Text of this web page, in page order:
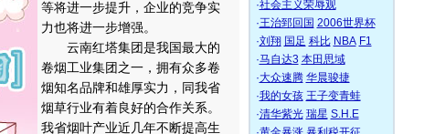
等将进一步提升，企业的竞争实
力也将进一步增强。
云南红塔集团是我国最大的
卷烟工业集团之一，拥有众多卷
烟知名品牌和雄厚实力，同我省
烟草行业有着良好的合作关系。
我省烟叶产业近几年不断提高生
·社会主义荣辱观
·王治郅回国 2006世界杯
·刘翔 国足 科比 NBA F1
·马自达3 本田思域
·大众速腾 华晨骏捷
·我的女孩 王子变青蛙
·清华紫光 瑞星 S.H.E